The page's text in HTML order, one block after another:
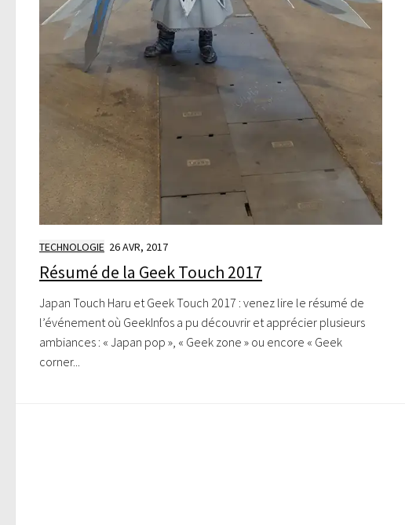
TECHNOLOGIE 26 AVR, 2017
Résumé de la Geek Touch 2017
Japan Touch Haru et Geek Touch 2017 : venez lire le résumé de
l’événement où GeekInfos a pu découvrir et apprécier plusieurs
ambiances : « Japan pop », « Geek zone » ou encore « Geek
corner...